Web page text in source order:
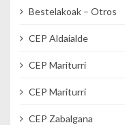
Bestelakoak – Otros
CEP Aldaialde
CEP Mariturri
CEP Mariturri
CEP Zabalgana